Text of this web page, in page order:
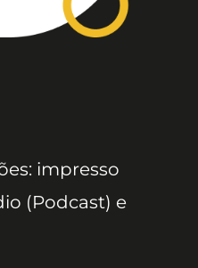
impresso
(Podcast) e